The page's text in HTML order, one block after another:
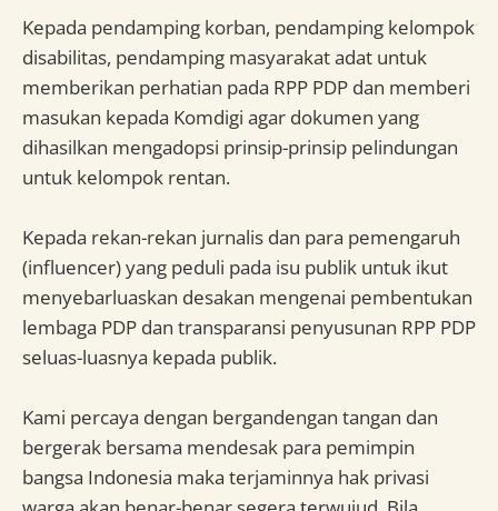
Kepada pendamping korban, pendamping kelompok
disabilitas, pendamping masyarakat adat untuk
memberikan perhatian pada RPP PDP dan memberi
masukan kepada Komdigi agar dokumen yang
dihasilkan mengadopsi prinsip-prinsip pelindungan
untuk kelompok rentan.
Kepada rekan-rekan jurnalis dan para pemengaruh
(influencer) yang peduli pada isu publik untuk ikut
menyebarluaskan desakan mengenai pembentukan
lembaga PDP dan transparansi penyusunan RPP PDP
seluas-luasnya kepada publik.
Kami percaya dengan bergandengan tangan dan
bergerak bersama mendesak para pemimpin
bangsa Indonesia maka terjaminnya hak privasi